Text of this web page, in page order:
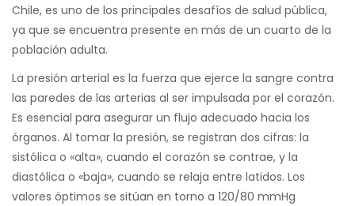
Chile, es uno de los principales desafíos de salud pública,
ya que se encuentra presente en más de un cuarto de la
población adulta.
La presión arterial es la fuerza que ejerce la sangre contra
las paredes de las arterias al ser impulsada por el corazón.
Es esencial para asegurar un flujo adecuado hacia los
órganos. Al tomar la presión, se registran dos cifras: la
sistólica o «alta», cuando el corazón se contrae, y la
diastólica o «baja», cuando se relaja entre latidos. Los
valores óptimos se sitúan en torno a 120/80 mmHg